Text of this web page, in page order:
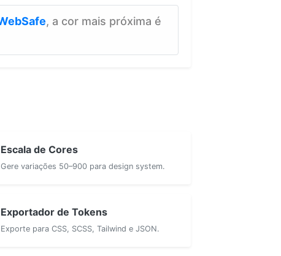
, a cor mais próxima é
Escala de Cores
Gere variações 50–900 para design system.
Exportador de Tokens
Exporte para CSS, SCSS, Tailwind e JSON.